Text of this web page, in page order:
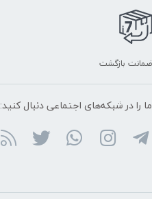
ما را در شبکه‌های اجتماعی دنبال کنید: